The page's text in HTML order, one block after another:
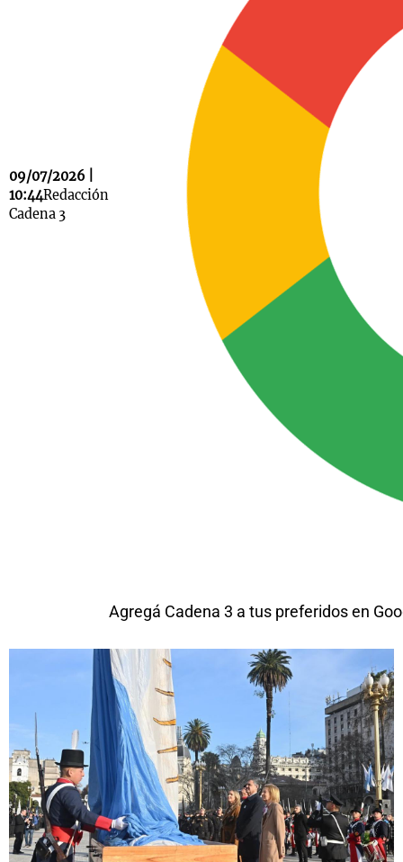
09/07/2026 |
10:44Redacción
Cadena 3
Agregá Cadena 3 a tus preferidos en